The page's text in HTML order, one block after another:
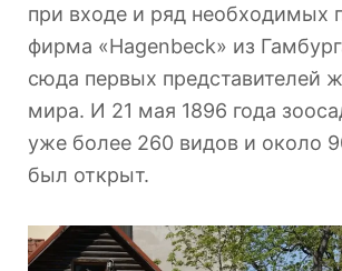
при входе и ряд необходимых
фирма «Hagenbeck» из
сюда первых представителей
мира. И 21 мая 1896 года
уже более 260 видов и около
был открыт.